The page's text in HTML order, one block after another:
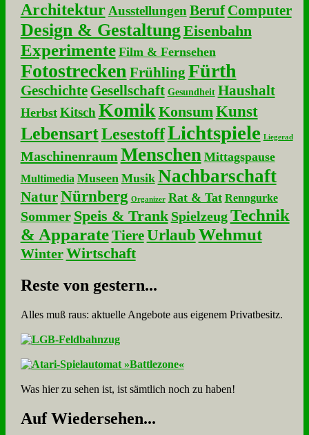
Architektur Ausstellungen Beruf Computer
Design & GestaltungEisenbahn
Experimente Film & Fernsehen
Fotostrecken Frühling Fürth
Geschichte Gesellschaft Gesundheit Haushalt
Herbst Kitsch Komik KonsumKunst
LebensartLesestoffLichtspiele Liegerad
Maschinenraum Menschen Mittagspause
Multimedia Museen Musik Nachbarschaft
NaturNürnberg Organizer Rat & Tat Renngurke
Sommer Speis & Trank Spielzeug Technik
& Apparate Tiere UrlaubWehmut
Winter Wirtschaft
Re­ste von ge­stern...
Alles muß raus: aktuelle An­ge­bo­te aus eigenem Privatbesitz.
Was hier zu sehen ist, ist sämt­lich noch zu haben!
Auf Wie­der­se­hen...